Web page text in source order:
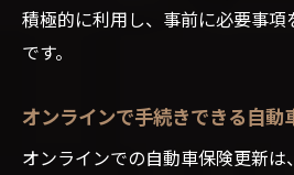
積極的に利用し、事前に必要事
です。
オンラインで手続きできる自動
オンラインでの自動車保険更新